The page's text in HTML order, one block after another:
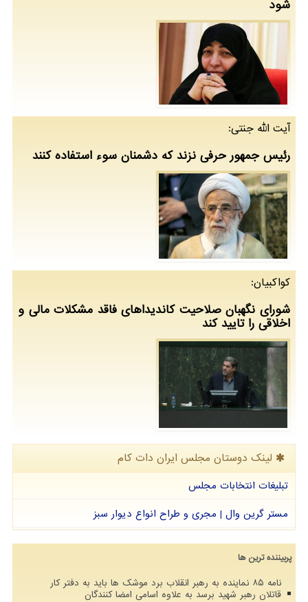
شود
آیت الله جنتی:
رئیس جمهور حرفی نزند كه دشمنان سوء استفاده كنند
كواكبیان:
شورای نگهبان صلاحیت كاندیداهای فاقد مشكلات مالی و
اخلاقی را تایید كند
لینک دوستان مجلس ایران دات كام
تبلیغات انتخابات مجلس
مستر گرین وال | مجری و طراح انواع دیوار سبز
پربیننده ترین ها
نامه ۸۵ نماینده به رهبر انقلاب برد موشک ها باید به دفتر کار
قاتلان رهبر شهید برسد به علاوه اسامی امضا کنندگان